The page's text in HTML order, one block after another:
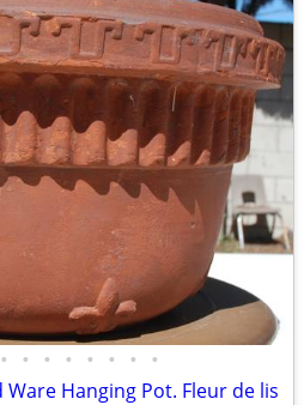
• • • • • • • •
Hanging Pot. Fleur de lis